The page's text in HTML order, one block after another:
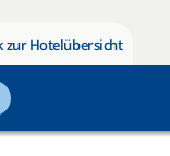
zur Hotelübersicht